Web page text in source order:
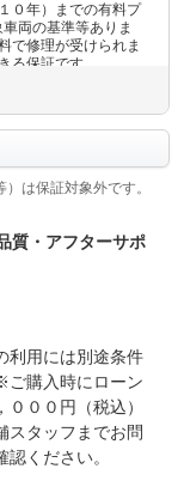
０年）までの有料プ
両の基準等ありま
で修理が受けられま
る保証です。
ブレーキ機構 ４ス
構 ６電子制御機構
んが、累積上限金額
部品の詳細は、別途
ざいません。●長期有
降の修理１回に対し
す。●詳しくはスタ
は保証対象外です。
質・アフターサポ
用には別途条件
購入時にローン
００円（税込）
スタッフまでお問
ください。